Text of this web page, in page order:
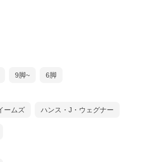
せやすいブラウンの合皮レザー
々なお部屋のテイストに合わせやすいブ
9脚~ 6脚
ームズ ハンス・J・ウェグナー